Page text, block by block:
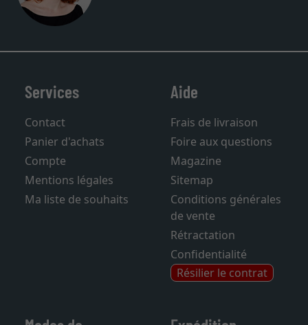
Services
Contact
Panier d'achats
Compte
Mentions légales
Ma liste de souhaits
Aide
Frais de livraison
Foire aux questions
Magazine
Sitemap
Conditions générales
de vente
Rétractation
Confidentialité
Résilier le contrat